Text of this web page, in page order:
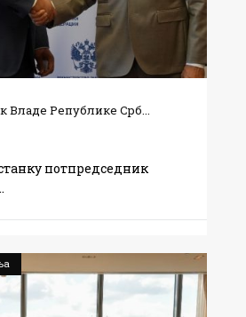
Владе Републике Срб...
потпредседник